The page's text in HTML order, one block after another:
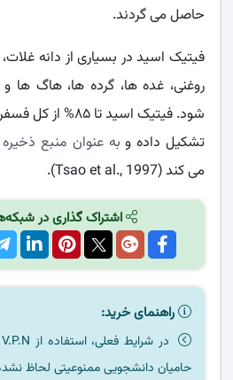
حاصل می گردند.
فیتیک اسید در بسیارى از دانه
روغنی، غده ها، گرده ها، هاگ
تشکیل داده و به عنوان منبع ذخیره
می کند (Tsao et al., 1997).
اشتراک گذاری در
راهنمای خرید:
حامیان دانشجویی ممنوعیتی لحاظ